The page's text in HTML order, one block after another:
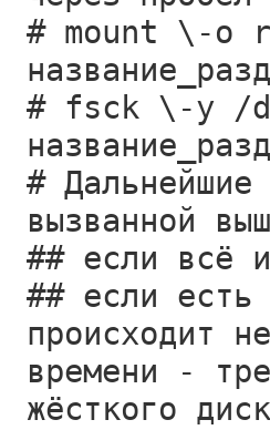
# mount \-o
# fsck \-y /
#
вызванной
## если всё
## если есть
происходит
времени -
жёсткого